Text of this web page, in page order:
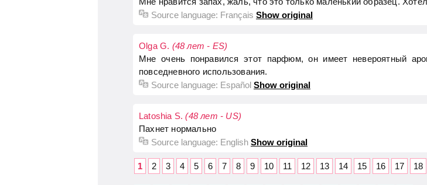
Source language: Français Show original
Olga G. (48 лет - ES)
Мне очень понравился этот парфюм, он имеет невероятный
повседневного использования.
Source language: Español Show original
Latoshia S.(48 лет - US)
Пахнет нормально
Source language: English Show original
1 2 3 4 5 6 7 8 9 10 11 12 13 14 15 16 17 18